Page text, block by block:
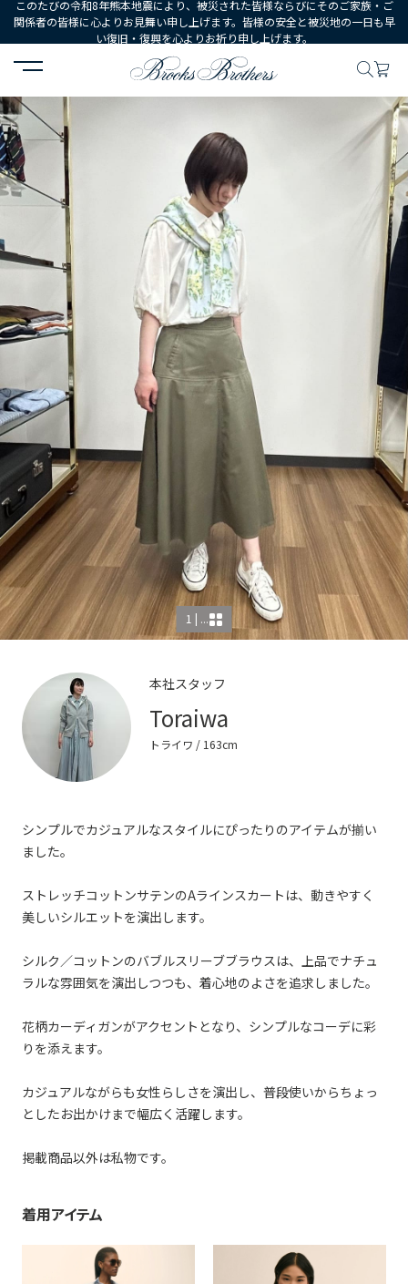
このたびの令和8年熊本地震により、被災された皆様ならびにそのご家族・ご
関係者の皆様に心よりお見舞い申し上げます。皆様の安全と被災地の一日も早
い復旧・復興を心よりお祈り申し上げます。
HOME コーディネート コーディネート詳細
1 | ...
本社スタッフ
Toraiwa
トライワ / 163cm
シンプルでカジュアルなスタイルにぴったりのアイテムが揃い
ました。
ストレッチコットンサテンのAラインスカートは、動きやすく
美しいシルエットを演出します。
シルク／コットンのバブルスリーブブラウスは、上品でナチュ
ラルな雰囲気を演出しつつも、着心地のよさを追求しました。
花柄カーディガンがアクセントとなり、シンプルなコーデに彩
りを添えます。
カジュアルながらも女性らしさを演出し、普段使いからちょっ
としたお出かけまで幅広く活躍します。
掲載商品以外は私物です。
着用アイテム